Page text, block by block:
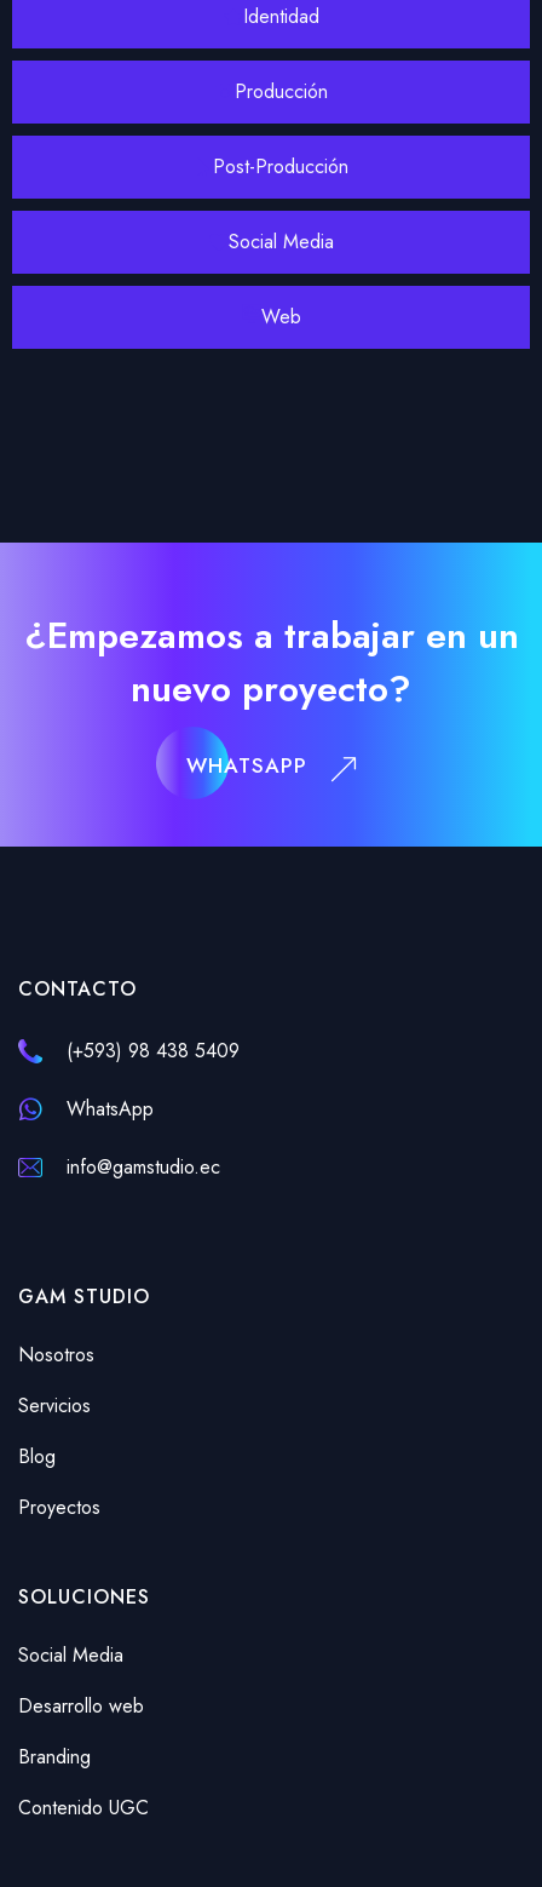
Identidad
Producción
Post-Producción
Social Media
Web
¿Empezamos a trabajar en un
nuevo proyecto?
WHATSAPP
CONTACTO
(+593) 98 438 5409
WhatsApp
info@gamstudio.ec
GAM STUDIO
Nosotros
Servicios
Blog
Proyectos
SOLUCIONES
Social Media
Desarrollo web
Branding
Contenido UGC